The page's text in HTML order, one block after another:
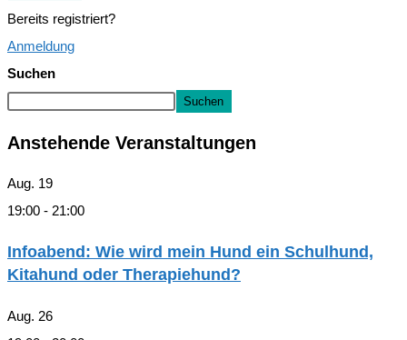
Bereits registriert?
Anmeldung
Suchen
Suchen
Anstehende Veranstaltungen
Aug. 19
19:00 - 21:00
Infoabend: Wie wird mein Hund ein Schulhund,
Kitahund oder Therapiehund?
Aug. 26